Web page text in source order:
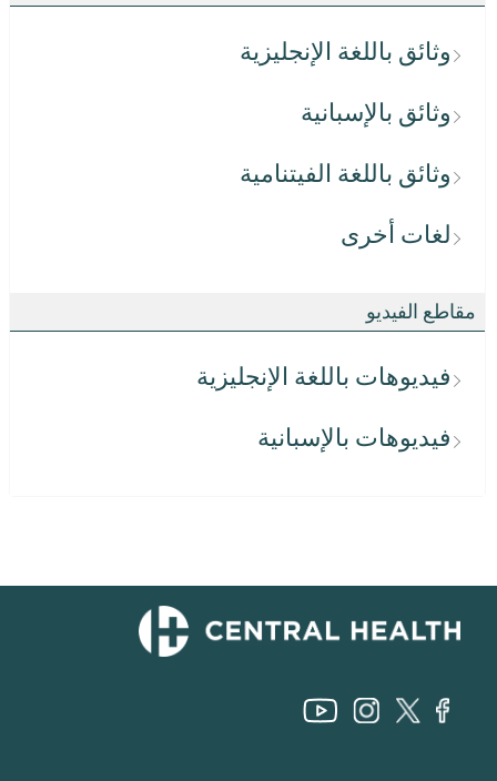
وثائق باللغة الإنجليزية
وثائق بالإسبانية
وثائق باللغة الفيتنامية
لغات أخرى
مقاطع الفيديو
فيديوهات باللغة الإنجليزية
فيديوهات بالإسبانية